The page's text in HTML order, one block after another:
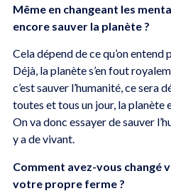
Même en changeant les
encore sauver la planète ?
Cela dépend de ce qu’on entend
Déjà, la planète s’en fout
c’est sauver l’humanité, ce sera
toutes et tous un jour, la planète
On va donc essayer de sauver
y a de vivant.
Comment avez-vous changé
votre propre ferme ?